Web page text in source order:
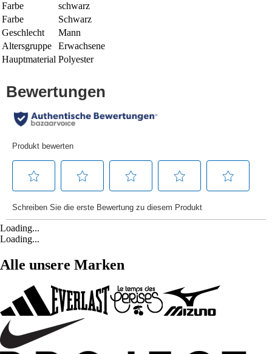
Farbe
schwarz
Farbe
Schwarz
Geschlecht
Mann
Altersgruppe
Erwachsene
Hauptmaterial Polyester
Loading...
Loading...
Alle unsere Marken